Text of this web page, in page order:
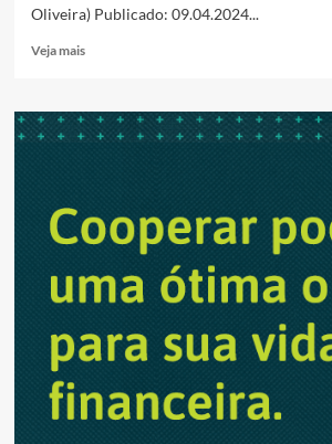
Oliveira) Publicado: 09.04.2024...
Veja maisRead
Banda
Sinfônica
abre
temporada
quarta